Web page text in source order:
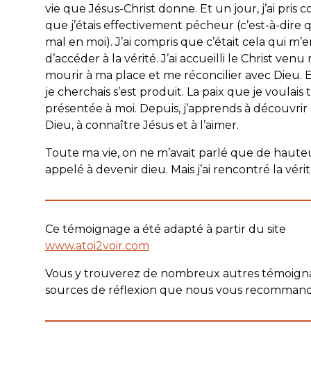
vie que Jésus-Christ donne. Et un jour, j’ai pris
que j’étais effectivement pécheur (c’est-à-dire
mal en moi). J’ai compris que c’était cela qui
d’accéder à la vérité. J’ai accueilli le Christ venu
mourir à ma place et me réconcilier avec Dieu.
je cherchais s’est produit. La paix que je voulais
présentée à moi. Depuis, j’apprends à
Dieu, à connaître Jésus et à l’aimer.
Toute ma vie, on ne m’avait parlé que de
appelé à devenir dieu. Mais j’ai rencontré la
Ce témoignage a été adapté à partir du site
www.atoi2voir.com
Vous y trouverez de nombreux autres
sources de réflexion que nous vous